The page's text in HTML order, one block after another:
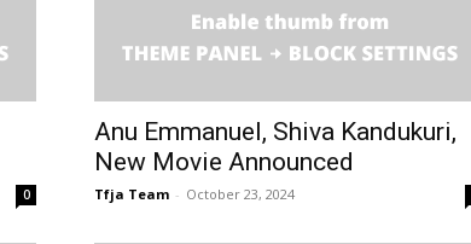
0
Anu Emmanuel, Shiva Kandukuri,
New Movie Announced
Tfja Team - October 23, 2024